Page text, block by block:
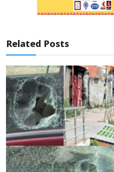
Related Posts